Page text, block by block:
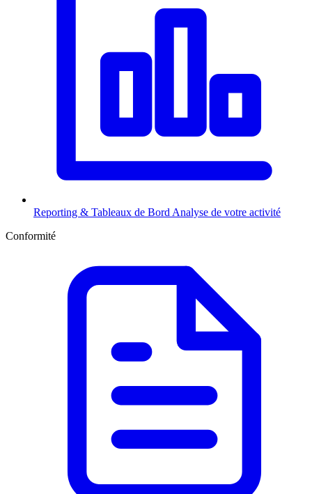
Reporting & Tableaux de Bord Analyse de votre activité
Conformité